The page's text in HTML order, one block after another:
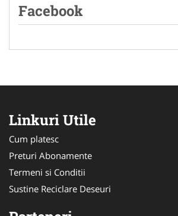
Facebook
Linkuri Utile
Cum platesc
Preturi Abonamente
Termeni si Conditii
Sustine Reciclare Deseuri